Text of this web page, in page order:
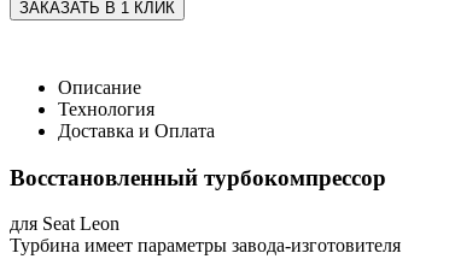
Описание
Технология
Доставка и Оплата
Восстановленный турбокомпрессор
для Seat Leon
Турбина имеет параметры завода-изготовителя